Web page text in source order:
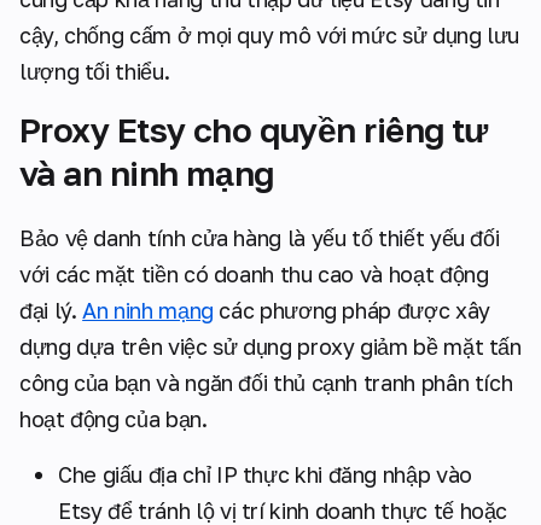
cậy, chống cấm ở mọi quy mô với mức sử dụng lưu
lượng tối thiểu.
Proxy Etsy cho quyền riêng tư
và an ninh mạng
Bảo vệ danh tính cửa hàng là yếu tố thiết yếu đối
với các mặt tiền có doanh thu cao và hoạt động
đại lý.An ninh mạng các phương pháp được xây
dựng dựa trên việc sử dụng proxy giảm bề mặt tấn
công của bạn và ngăn đối thủ cạnh tranh phân tích
hoạt động của bạn.
Che giấu địa chỉ IP thực khi đăng nhập vào
Etsy để tránh lộ vị trí kinh doanh thực tế hoặc